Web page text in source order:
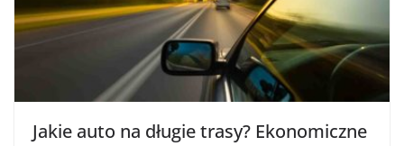
Jakie auto na długie trasy? Ekonomiczne